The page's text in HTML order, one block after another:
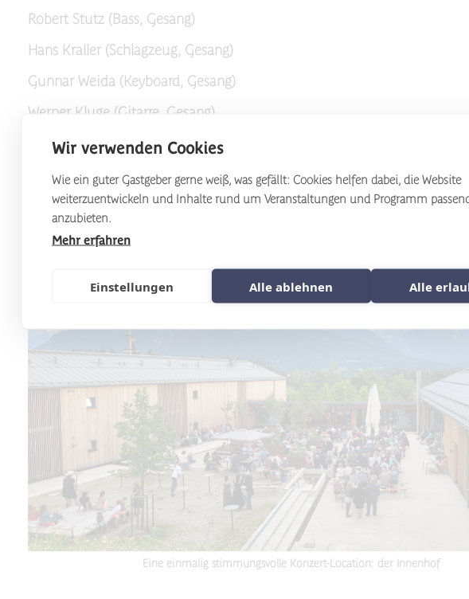
Wir verwenden Cookies
Wie ein guter Gastgeber gerne weiß, was gefällt: Cookies helfen dabei, die Website
weiterzuentwickeln und Inhalte rund um Veranstaltungen und Programm
anzubieten.
Mehr erfahren
Einstellungen Alle ablehnen Alle
Robert Stutz (Bass, Gesang)
Hans Kraller (Schlagzeug, Gesang)
Gunnar Weida (Keyboard, Gesang)
Werner Kluge (Gitarre, Gesang)
Eine einmalig stimmungsvolle Konzert-Location: der Innenhof